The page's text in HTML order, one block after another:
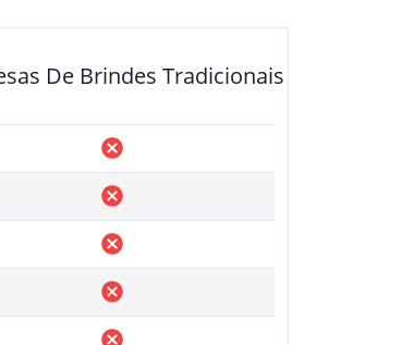
De Brindes Tradicionais